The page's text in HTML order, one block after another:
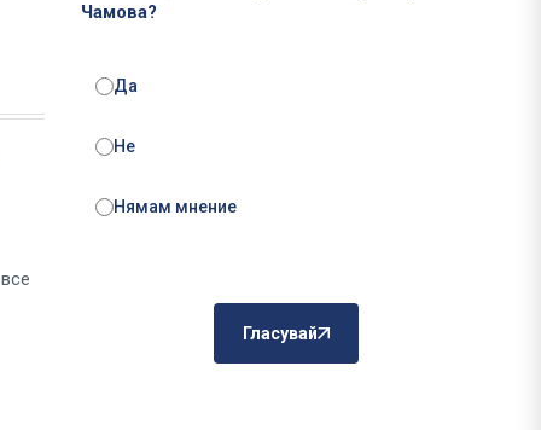
Чамова?
Да
Не
Нямам мнение
Гласувай